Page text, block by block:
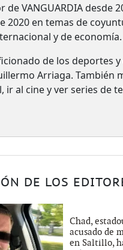
de VANGUARDIA desde
2020 en temas de
y de economía.
de los deportes y
Arriaga. También
ir al cine y ver series de
DE LOS
Chad,
acusado de
en Saltillo,